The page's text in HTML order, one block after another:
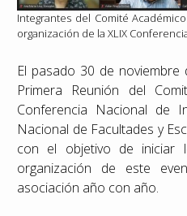
Integrantes del Comité
organización de la XLIX
El pasado 30 de
Primera Reunión del
Conferencia Nacional de
Nacional de Facultades y
con el objetivo de iniciar
organización de este
asociación año con año.